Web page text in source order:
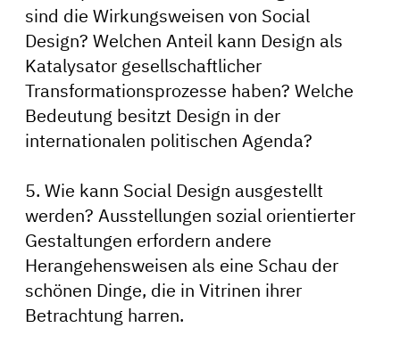
sind die Wirkungsweisen von Social
Design? Welchen Anteil kann Design als
Katalysator gesellschaftlicher
Transformationsprozesse haben? Welche
Bedeutung besitzt Design in der
internationalen politischen Agenda?
5. Wie kann Social Design ausgestellt
werden? Ausstellungen sozial orientierter
Gestaltungen erfordern andere
Herangehensweisen als eine Schau der
schönen Dinge, die in Vitrinen ihrer
Betrachtung harren.